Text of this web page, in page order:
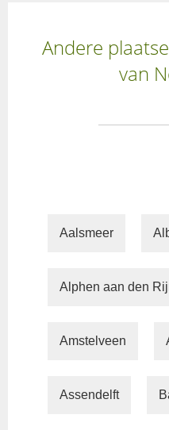
Andere
van
Aalsmeer
Alphen aan den
Amstelveen
Assendelft